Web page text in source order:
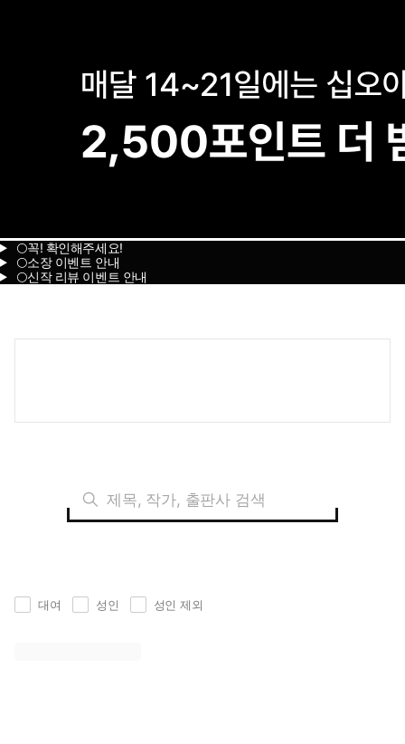
🌕꼭! 확인해주세요!
🌕소장 이벤트 안내
🌕신작 리뷰 이벤트 안내
대여 성인 성인 제외